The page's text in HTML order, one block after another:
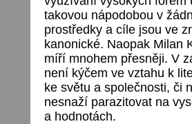
takovou nápodobou v
prostředky a cíle jsou ve
kanonické. Naopak Milan
míří mnohem přesněji. V
není kýčem ve vztahu k
ke světu a společnosti, či
nesnaží parazitovat na
a hodnotách.